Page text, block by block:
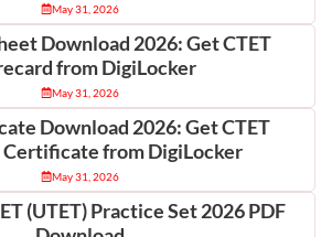
May 31, 2026
Download 2026: Get CTET
from DigiLocker
May 31, 2026
Download 2026: Get CTET
from DigiLocker
May 31, 2026
(UTET) Practice Set 2026 PDF